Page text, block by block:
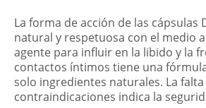
La forma de acción de las cápsulas
natural y respetuosa con el medio
agente para influir en la libido y la
contactos íntimos tiene una
solo ingredientes naturales. La
contraindicaciones indica la